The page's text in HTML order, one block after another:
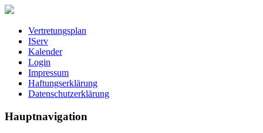
Vertretungsplan
IServ
Kalender
Login
Impressum
Haftungserklärung
Datenschutzerklärung
Hauptnavigation